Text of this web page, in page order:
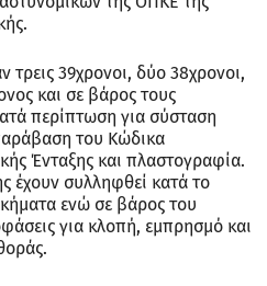
39χρονοι, δύο 38χρονοι,
και σε βάρος τους
περίπτωση για σύσταση
του Κώδικα
Ένταξης και πλαστογραφία.
έχουν συλληφθεί κατά το
ενώ σε βάρος του
για κλοπή, εμπρησμό και